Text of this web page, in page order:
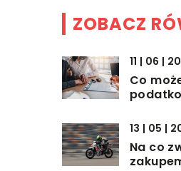
ZOBACZ
11 | 06 |
Co
13 | 05 |
Na co